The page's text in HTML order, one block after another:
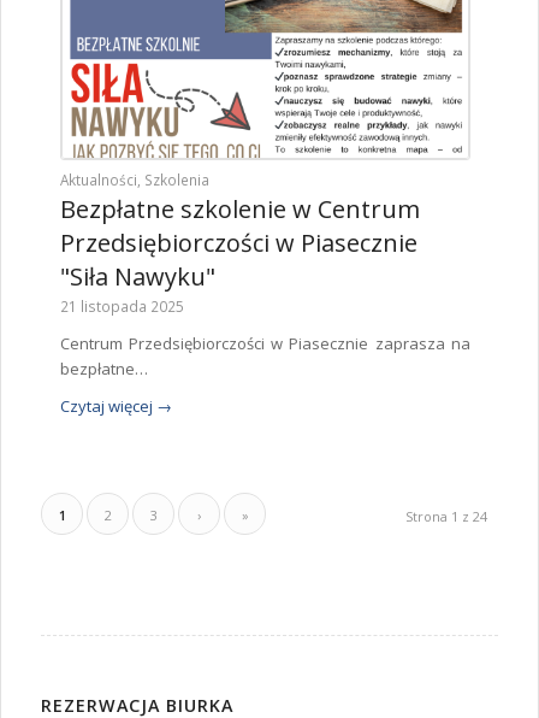
Aktualności Szkolenia
Bezpłatne szkolenie w Centrum
Przedsiębiorczości w Piasecznie
"Siła Nawyku"
21 listopada 2025
Centrum Przedsiębiorczości w Piasecznie zaprasza na
bezpłatne…
Czytaj więcej →
Strona 1 z 24
1 2 3 › »
REZERWACJA BIURKA